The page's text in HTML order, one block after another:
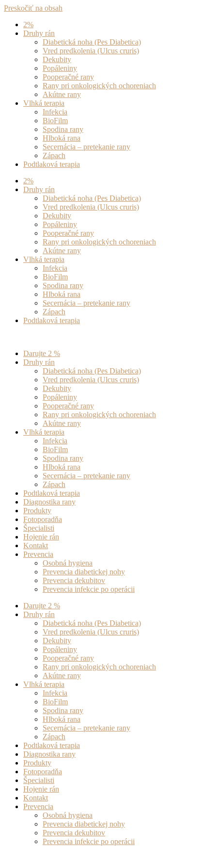
Preskočiť na obsah
2%
Druhy rán
Diabetická noha (Pes Diabetica)
Vred predkolenia (Ulcus cruris)
Dekubity
Popáleniny
Pooperačné rany
Rany pri onkologických ochoreniach
Akútne rany
Vlhká terapia
Infekcia
BioFilm
Spodina rany
Hlboká rana
Secernácia – pretekanie rany
Zápach
Podtlaková terapia
2%
Druhy rán
Diabetická noha (Pes Diabetica)
Vred predkolenia (Ulcus cruris)
Dekubity
Popáleniny
Pooperačné rany
Rany pri onkologických ochoreniach
Akútne rany
Vlhká terapia
Infekcia
BioFilm
Spodina rany
Hlboká rana
Secernácia – pretekanie rany
Zápach
Podtlaková terapia
Darujte 2 %
Druhy rán
Diabetická noha (Pes Diabetica)
Vred predkolenia (Ulcus cruris)
Dekubity
Popáleniny
Pooperačné rany
Rany pri onkologických ochoreniach
Akútne rany
Vlhká terapia
Infekcia
BioFilm
Spodina rany
Hlboká rana
Secernácia – pretekanie rany
Zápach
Podtlaková terapia
Diagnostika rany
Produkty
Fotoporadňa
Špecialisti
Hojenie rán
Kontakt
Prevencia
Osobná hygiena
Prevencia diabetickej nohy
Prevencia dekubitov
Prevencia infekcie po operácii
Darujte 2 %
Druhy rán
Diabetická noha (Pes Diabetica)
Vred predkolenia (Ulcus cruris)
Dekubity
Popáleniny
Pooperačné rany
Rany pri onkologických ochoreniach
Akútne rany
Vlhká terapia
Infekcia
BioFilm
Spodina rany
Hlboká rana
Secernácia – pretekanie rany
Zápach
Podtlaková terapia
Diagnostika rany
Produkty
Fotoporadňa
Špecialisti
Hojenie rán
Kontakt
Prevencia
Osobná hygiena
Prevencia diabetickej nohy
Prevencia dekubitov
Prevencia infekcie po operácii